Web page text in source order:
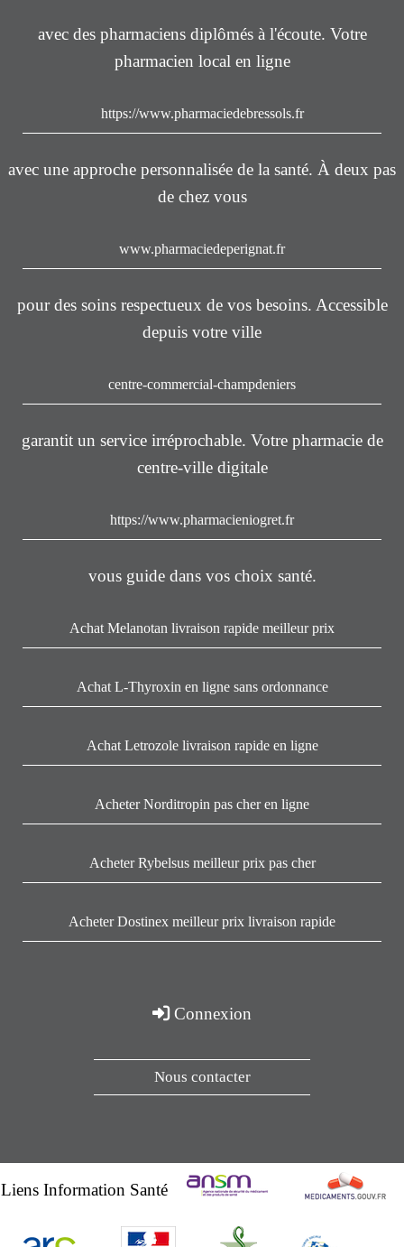
avec des pharmaciens diplômés à l'écoute. Votre
pharmacien local en ligne
https://www.pharmaciedebressols.fr
avec une approche personnalisée de la santé. À deux pas
de chez vous
www.pharmaciedeperignat.fr
pour des soins respectueux de vos besoins. Accessible
depuis votre ville
centre-commercial-champdeniers
garantit un service irréprochable. Votre pharmacie de
centre-ville digitale
https://www.pharmacieniogret.fr
vous guide dans vos choix santé.
Achat Melanotan livraison rapide meilleur prix
Achat L-Thyroxin en ligne sans ordonnance
Achat Letrozole livraison rapide en ligne
Acheter Norditropin pas cher en ligne
Acheter Rybelsus meilleur prix pas cher
Acheter Dostinex meilleur prix livraison rapide
Connexion
Nous contacter
Liens Information Santé